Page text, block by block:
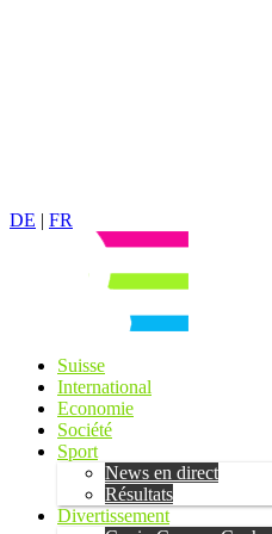
DE | FR
Suisse
International
Economie
Société
Sport
News en direct
Résultats
Divertissement